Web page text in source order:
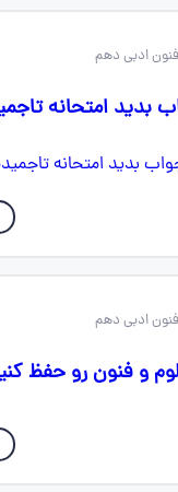
بدید امتحانه
و فنون رو حفظ